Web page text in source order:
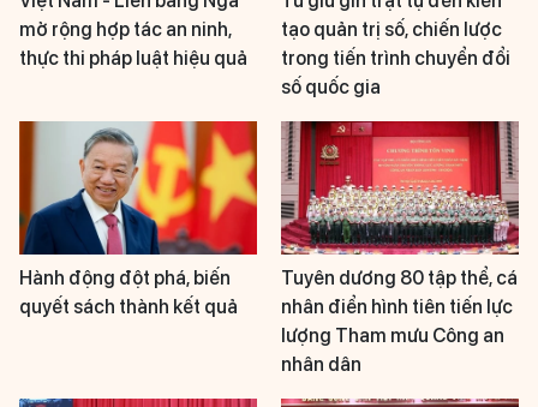
mở rộng hợp tác an ninh,
thực thi pháp luật hiệu quả
tạo quản trị số, chiến lược
trong tiến trình chuyển đổi
số quốc gia
Hành động đột phá, biến
quyết sách thành kết quả
Tuyên dương 80 tập thể, cá
nhân điển hình tiên tiến lực
lượng Tham mưu Công an
nhân dân